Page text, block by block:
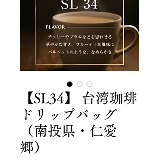
【SL34】 台湾珈琲
ドリップバッグ
（南投県・仁愛
郷）